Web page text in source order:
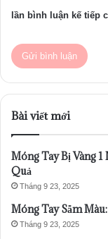
lần bình luận kế tiếp
Bài viết mới
Móng Tay Bị Vàng
Quả
Tháng 9 23, 2025
Móng Tay Sẫm
Tháng 9 23, 2025